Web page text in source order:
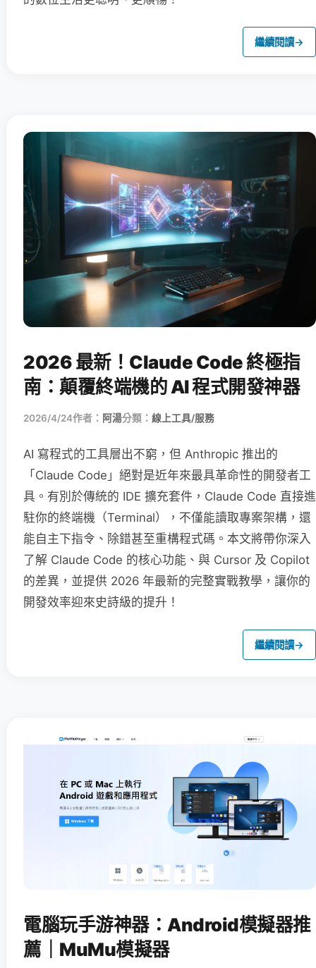
繼續閱讀→
2026 最新！Claude Code 終極指
南：顛覆終端機的 AI 程式開發神器
2026/4/24作者： 阿湯分類： 線上工具/服務
AI 寫程式的工具層出不窮，但 Anthropic 推出的
「Claude Code」絕對是近年來最具革命性的開發者工
具。有別於傳統的 IDE 擴充套件，Claude Code 直接進
駐你的終端機（Terminal），不僅能讀取專案架構，還
能自主下指令、除錯甚至重構程式碼。本文將帶你深入
了解 Claude Code 的核心功能、與 Cursor 及 Copilot
的差異，並提供 2026 年最新的完整實戰教學，讓你的
開發效率迎來史詩級的提升！
繼續閱讀→
電腦玩手游神器：Android模擬器推
薦｜MuMu模擬器